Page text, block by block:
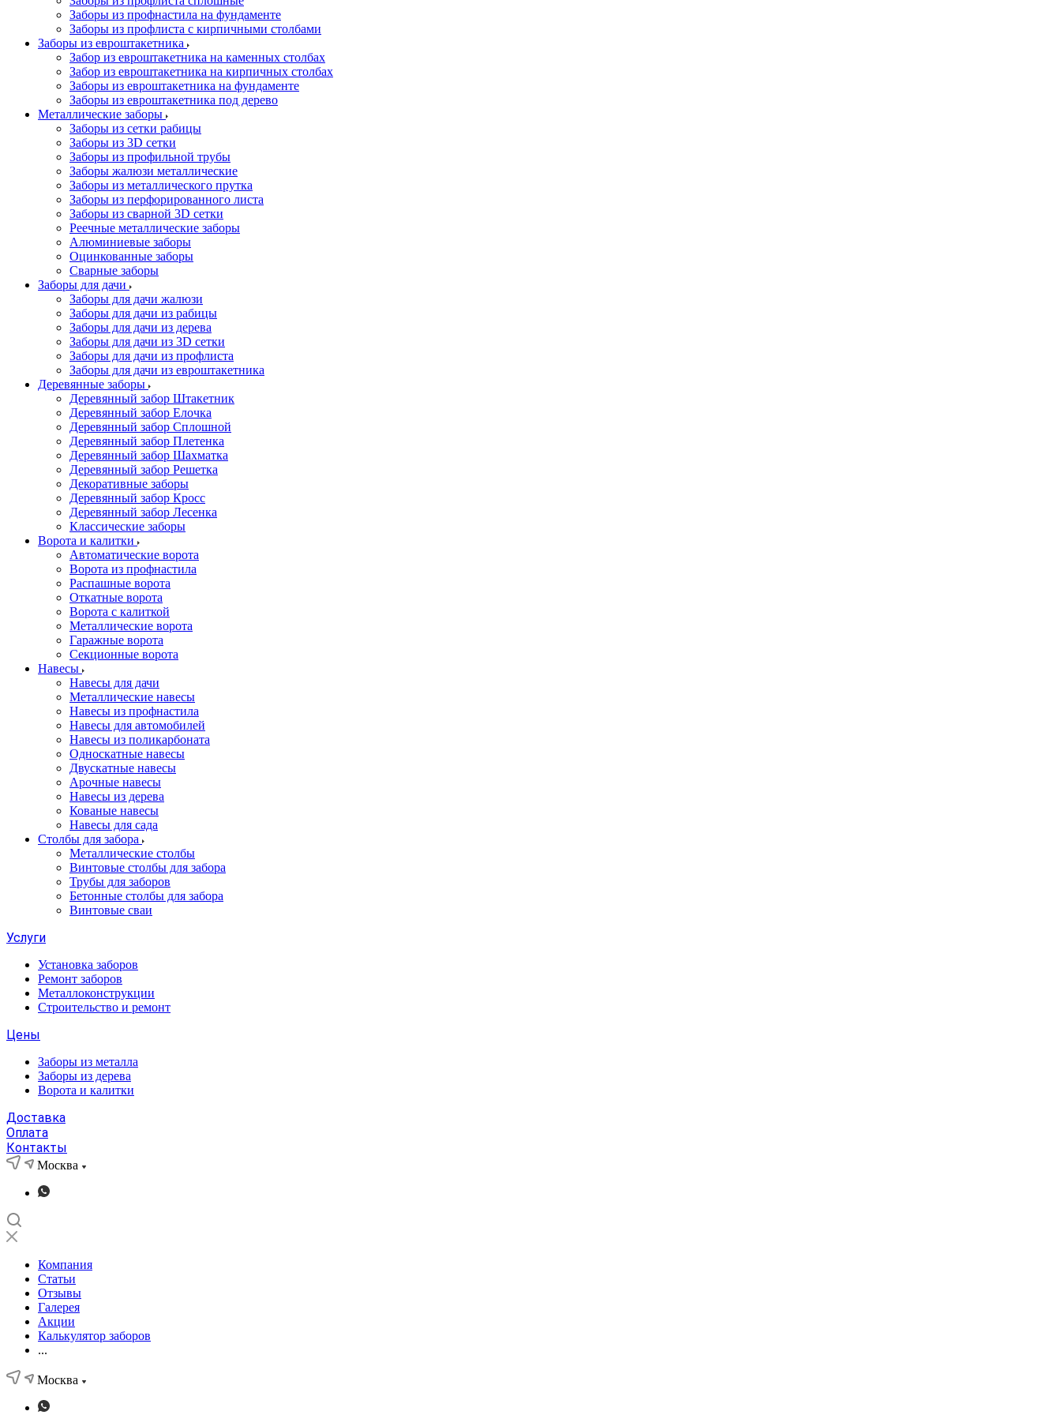
Заборы из профнастила на фундаменте
Заборы из профлиста с кирпичными столбами
Заборы из евроштакетника
Забор из евроштакетника на каменных столбах
Забор из евроштакетника на кирпичных столбах
Заборы из евроштакетника на фундаменте
Заборы из евроштакетника под дерево
Металлические заборы
Заборы из сетки рабицы
Заборы из 3D сетки
Заборы из профильной трубы
Заборы жалюзи металлические
Заборы из металлического прутка
Заборы из перфорированного листа
Заборы из сварной 3D сетки
Реечные металлические заборы
Алюминиевые заборы
Оцинкованные заборы
Сварные заборы
Заборы для дачи
Заборы для дачи жалюзи
Заборы для дачи из рабицы
Заборы для дачи из дерева
Заборы для дачи из 3D сетки
Заборы для дачи из профлиста
Заборы для дачи из евроштакетника
Деревянные заборы
Деревянный забор Штакетник
Деревянный забор Елочка
Деревянный забор Сплошной
Деревянный забор Плетенка
Деревянный забор Шахматка
Деревянный забор Решетка
Декоративные заборы
Деревянный забор Кросс
Деревянный забор Лесенка
Классические заборы
Ворота и калитки
Автоматические ворота
Ворота из профнастила
Распашные ворота
Откатные ворота
Ворота с калиткой
Металлические ворота
Гаражные ворота
Секционные ворота
Навесы
Навесы для дачи
Металлические навесы
Навесы из профнастила
Навесы для автомобилей
Навесы из поликарбоната
Односкатные навесы
Двускатные навесы
Арочные навесы
Навесы из дерева
Кованые навесы
Навесы для сада
Столбы для забора
Металлические столбы
Винтовые столбы для забора
Трубы для заборов
Бетонные столбы для забора
Винтовые сваи
Услуги
Установка заборов
Ремонт заборов
Металлоконструкции
Строительство и ремонт
Цены
Заборы из металла
Заборы из дерева
Ворота и калитки
Доставка
Оплата
Контакты
Москва
Компания
Статьи
Отзывы
Галерея
Акции
Калькулятор заборов
...
Москва